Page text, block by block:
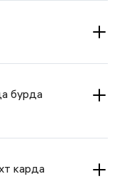
бурда
карда